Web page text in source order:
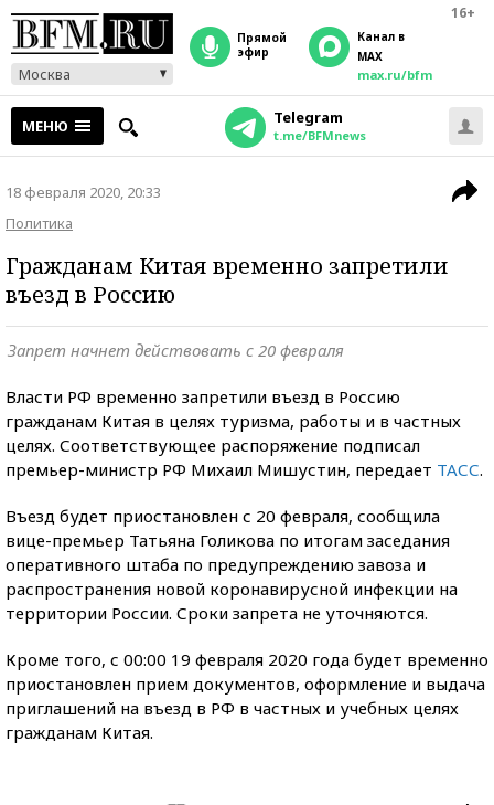
16+
Москва
прямой
эфир
Канал в
MAX
max.ru/bfm
МЕНЮ Telegram
t.me/BFMnews
18 февраля 2020, 20:33
Политика
Гражданам Китая временно запретили
въезд в Россию
Запрет начнет действовать с 20 февраля
Власти РФ временно запретили въезд в Россию
гражданам Китая в целях туризма, работы и в частных
целях. Соответствующее распоряжение подписал
премьер-министр РФ Михаил Мишустин, передает ТАСС.
Въезд будет приостановлен с 20 февраля, сообщила
вице-премьер Татьяна Голикова по итогам заседания
оперативного штаба по предупреждению завоза и
распространения новой коронавирусной инфекции на
территории России. Сроки запрета не уточняются.
Кроме того, с 00:00 19 февраля 2020 года будет временно
приостановлен прием документов, оформление и выдача
приглашений на въезд в РФ в частных и учебных целях
гражданам Китая.